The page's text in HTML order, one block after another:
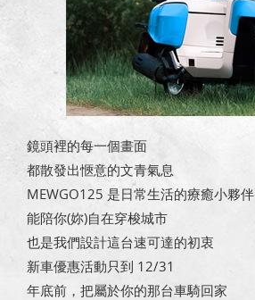
鏡頭裡的每一個畫面
都散發出愜意的文青氣息
MEWGO125 是日常生活的療癒小夥伴
能陪你(妳)自在穿梭城市
也是我們設計這台速可達的初衷
新車優惠活動只到 12/31
年底前，把屬於你的那台車騎回家